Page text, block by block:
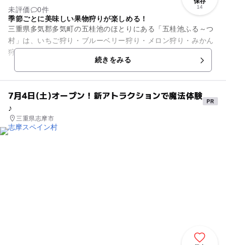
14
未評価
0件
季節ごとに美味しい果物狩りが楽しめる！
三重県多気郡多気町の五桂池のほとりにある「五桂池ふる～つ
村」は、いちご狩り・ブルーベリー狩り・メロン狩り・みかん
狩りなど、1年を通して旬の果物狩りが楽しめる観光農園で
す。「五桂池 ふるさと村」に...続きをみる
7月4日(土)オープン！新アトラクションで魔法体験
♪
三重県志摩市